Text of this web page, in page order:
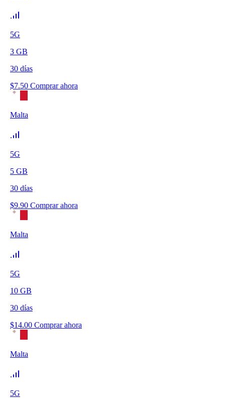
5G
3 GB
30 días
$7.50 Comprar ahora
Malta
5G
5 GB
30 días
$9.90 Comprar ahora
Malta
5G
10 GB
30 días
$14.00 Comprar ahora
Malta
5G